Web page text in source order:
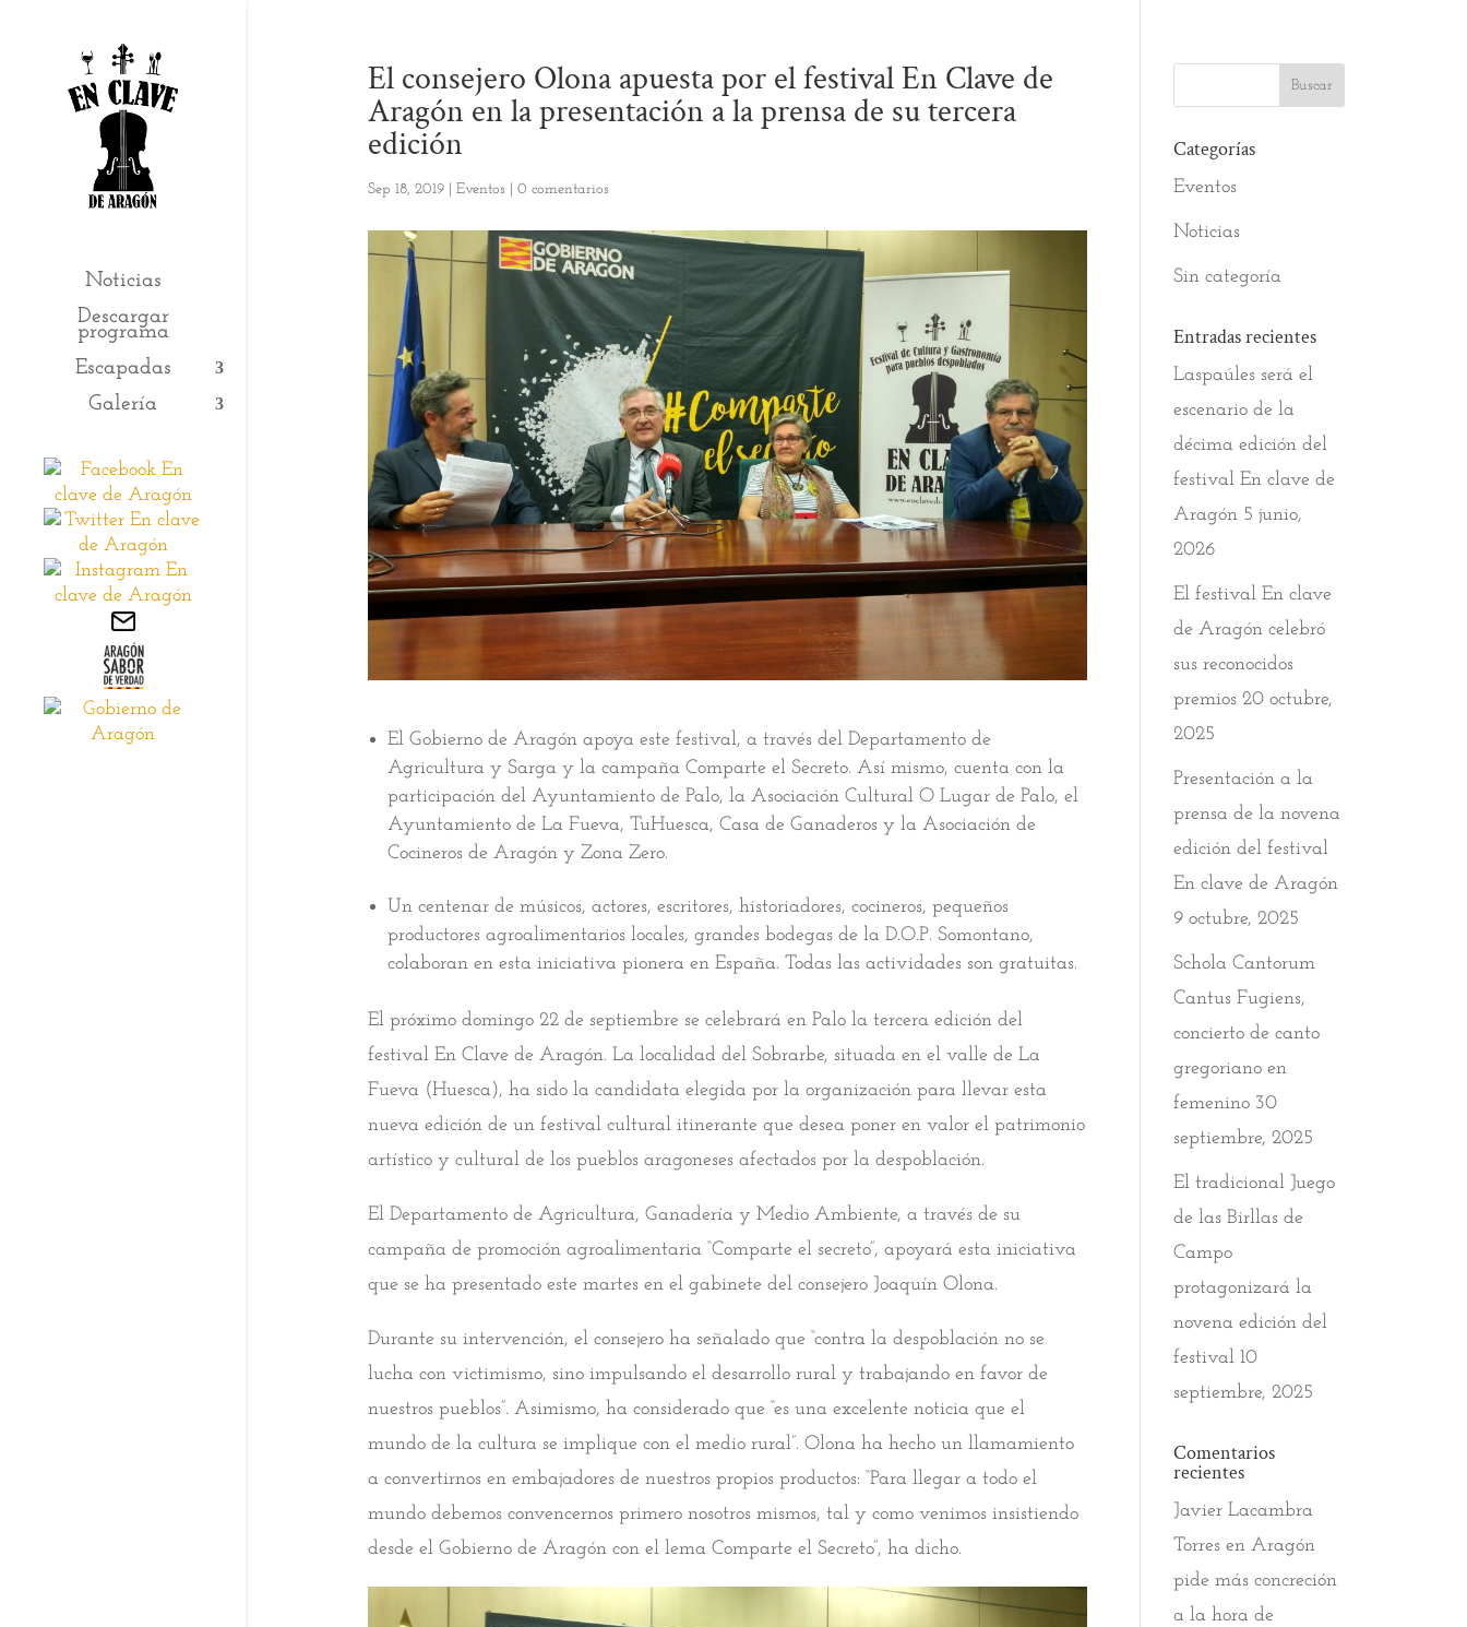
Noticias
Descargar
programa
Escapadas
Galería
El consejero Olona apuesta por el festival En Clave de
Aragón en la presentación a la prensa de su tercera
edición
Sep 18, 2019| Eventos 0 comentarios
El Gobierno de Aragón apoya este festival, a través del Departamento de
Agricultura y Sarga y la campaña Comparte el Secreto. Así mismo, cuenta con la
participación del Ayuntamiento de Palo, la Asociación Cultural O Lugar de Palo, el
Ayuntamiento de La Fueva, TuHuesca, Casa de Ganaderos y la Asociación de
Cocineros de Aragón y Zona Zero.
Un centenar de músicos, actores, escritores, historiadores, cocineros, pequeños
productores agroalimentarios locales, grandes bodegas de la D.O.P. Somontano,
colaboran en esta iniciativa pionera en España. Todas las actividades son gratuitas.
El próximo domingo 22 de septiembre se celebrará en Palo la tercera edición del
festival En Clave de Aragón. La localidad del Sobrarbe, situada en el valle de La
Fueva (Huesca), ha sido la candidata elegida por la organización para llevar esta
nueva edición de un festival cultural itinerante que desea poner en valor el patrimonio
artístico y cultural de los pueblos aragoneses afectados por la despoblación.
El Departamento de Agricultura, Ganadería y Medio Ambiente, a través de su
campaña de promoción agroalimentaria “Comparte el secreto”, apoyará esta iniciativa
que se ha presentado este martes en el gabinete del consejero Joaquín Olona.
Durante su intervención, el consejero ha señalado que “contra la despoblación no se
lucha con victimismo, sino impulsando el desarrollo rural y trabajando en favor de
nuestros pueblos”. Asimismo, ha considerado que “es una excelente noticia que el
mundo de la cultura se implique con el medio rural”. Olona ha hecho un llamamiento
a convertirnos en embajadores de nuestros propios productos: “Para llegar a todo el
mundo debemos convencernos primero nosotros mismos, tal y como venimos insistiendo
desde el Gobierno de Aragón con el lema Comparte el Secreto”, ha dicho.
Categorías
Eventos
Noticias
Sin categoría
Entradas recientes
Laspaúles será el
escenario de la
décima edición del
festival En clave de
Aragón 5 junio,
2026
El festival En clave
de Aragón celebró
sus reconocidos
premios 20 octubre,
2025
Presentación a la
prensa de la novena
edición del festival
En clave de Aragón
9 octubre, 2025
Schola Cantorum
Cantus Fugiens,
concierto de canto
gregoriano en
femenino 30
septiembre, 2025
El tradicional Juego
de las Birllas de
Campo
protagonizará la
novena edición del
festival 10
septiembre, 2025
Comentarios
recientes
Javier Lacambra
Torres enAragón
pide más concreción
a la hora de